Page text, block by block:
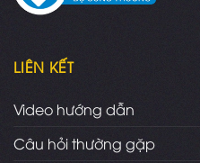
LIÊN KẾT
Video hướng dẫn
Câu hỏi thường gặp